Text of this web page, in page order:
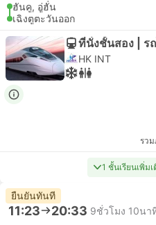
ฮันคู, อู่ฮั่น
เฉิงตูตะวันออก
ที่นั่งชั้นสอง | ร
HK INT
รว
1 ชั้นเรียนเพิ่ม
ยืนยันทันที
11:23 20:33 9ชั่วโมง 10นา